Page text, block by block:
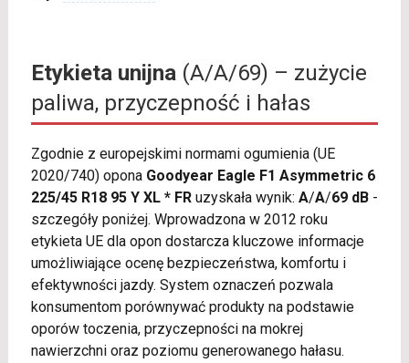
Etykieta unijna(A/A/69) – zużycie
paliwa, przyczepność i hałas
Zgodnie z europejskimi normami ogumienia (UE
2020/740) opona Goodyear Eagle F1 Asymmetric 6
225/45 R18 95 Y XL * FRuzyskała wynik: A/A/69 dB-
szczegóły poniżej. Wprowadzona w 2012 roku
etykieta UE dla opon dostarcza kluczowe informacje
umożliwiające ocenę bezpieczeństwa, komfortu i
efektywności jazdy. System oznaczeń pozwala
konsumentom porównywać produkty na podstawie
oporów toczenia, przyczepności na mokrej
nawierzchni oraz poziomu generowanego hałasu.